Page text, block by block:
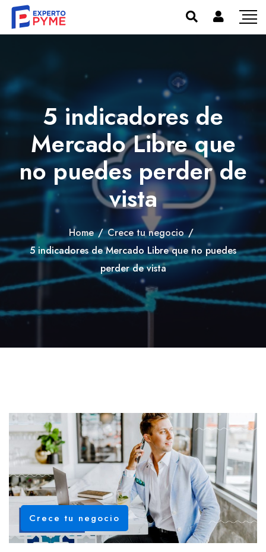
5 indicadores de
Mercado Libre que
no puedes perder de
vista
Home / Crece tu negocio /
5 indicadores de Mercado Libre que no puedes
perder de vista
Crece tu negocio